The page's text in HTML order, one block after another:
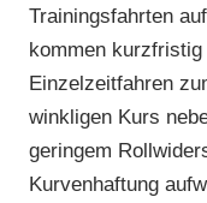
Trainingsfahrten
kommen
Einzelzeitfahren
winkligen Kurs
geringem
Kurvenhaftung